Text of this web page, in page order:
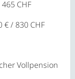
CHF
€ / 830 CHF
Vollpension